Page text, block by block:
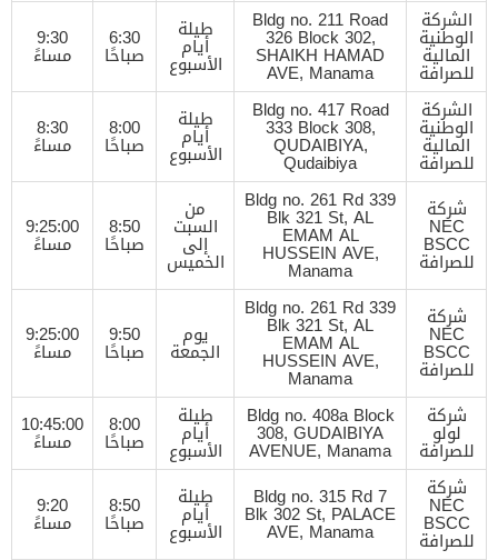
الشركة
الوطنية
المالية
للصرافة
Bldg no. 211 Road
326 Block 302,
SHAIKH HAMAD
AVE, Manama
طيلة
أيام
الأسبوع
6:30
صباحًا
9:30
مساءً
الشركة
الوطنية
المالية
للصرافة
Bldg no. 417 Road
333 Block 308,
QUDAIBIYA,
Qudaibiya
طيلة
أيام
الأسبوع
8:00
صباحًا
8:30
مساءً
شركة
NEC
BSCC
للصرافة
Bldg no. 261 Rd 339
Blk 321 St, AL
EMAM AL
HUSSEIN AVE,
Manama
من
السبت
إلى
الخميس
8:50
صباحًا
9:25:00
مساءً
شركة
NEC
BSCC
للصرافة
Bldg no. 261 Rd 339
Blk 321 St, AL
EMAM AL
HUSSEIN AVE,
Manama
يوم
الجمعة
9:50
صباحًا
9:25:00
مساءً
شركة
لولو
للصرافة
Bldg no. 408a Block
308, GUDAIBIYA
AVENUE, Manama
طيلة
أيام
الأسبوع
8:00
صباحًا
10:45:00
مساءً
شركة
NEC
BSCC
للصرافة
Bldg no. 315 Rd 7
Blk 302 St, PALACE
AVE, Manama
طيلة
أيام
الأسبوع
8:50
صباحًا
9:20
مساءً